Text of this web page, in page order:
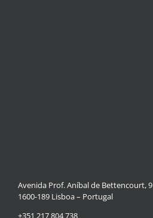
Avenida Prof. Aníbal de Bettencourt, 9
1600-189 Lisboa – Portugal
+351 217 804 738